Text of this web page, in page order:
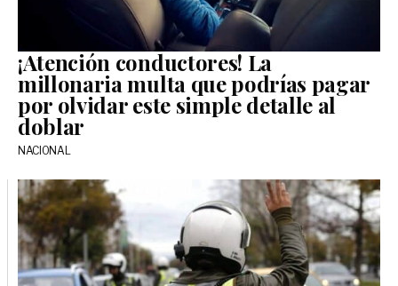
¡Atención conductores! La
millonaria multa que podrías pagar
por olvidar este simple detalle al
doblar
NACIONAL